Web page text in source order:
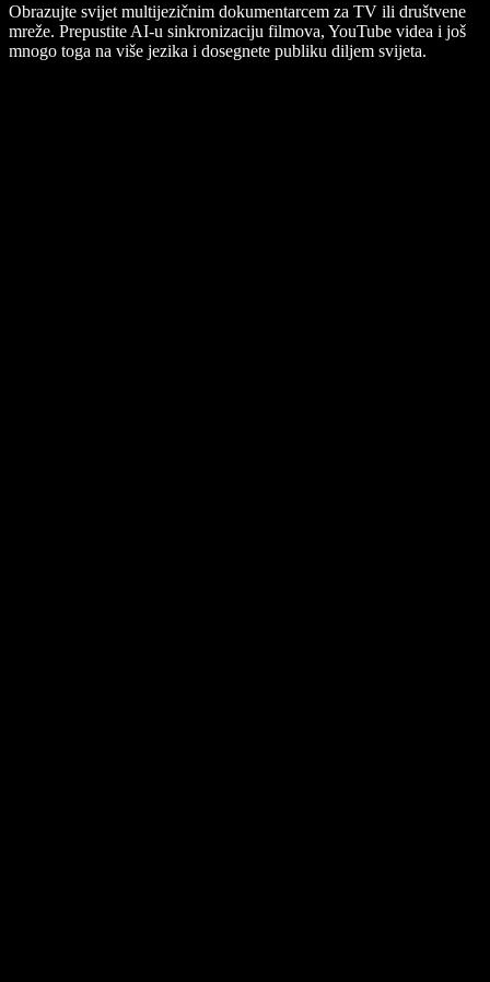
Obrazujte svijet multijezičnim dokumentarcem za TV ili društvene
mreže. Prepustite AI-u sinkronizaciju filmova, YouTube videa i još
mnogo toga na više jezika i dosegnete publiku diljem svijeta.